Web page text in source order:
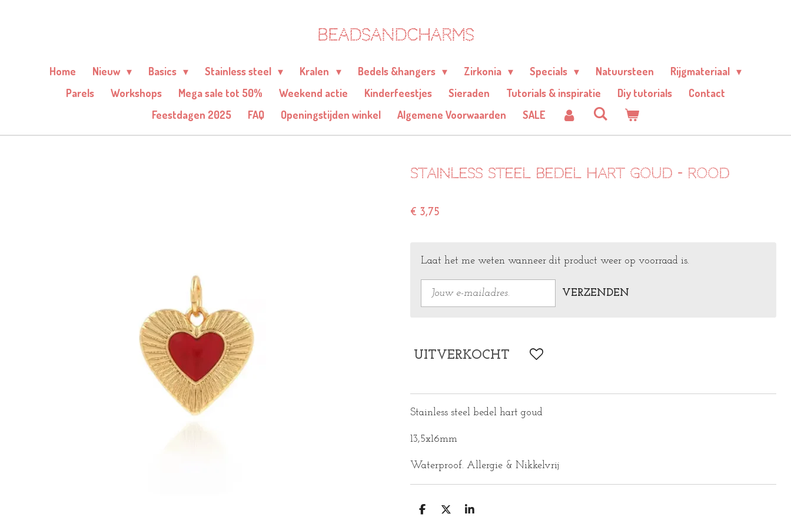
hoofdinhoud
BEADSANDCHARMS
Home Nieuw Basics Stainless steel Kralen Bedels &hangers Zirkonia Specials Natuursteen
Rijgmateriaal
Parels
Workshops Mega sale tot 50% Weekend actie Kinderfeestjes Sieraden Tutorials & inspiratie Diy tutorials
Contact
Feestdagen 2025
FAQ Openingstijden winkel Algemene Voorwaarden SALE
Stainless steel bedel hart Goud - Rood
€ 3,75
Laat het me weten wanneer dit product weer op voorraad is.
VERZENDEN
UITVERKOCHT
Stainless steel bedel hart goud
13,5x16mm
Waterproof. Allergie & Nikkelvrij
D
D
S